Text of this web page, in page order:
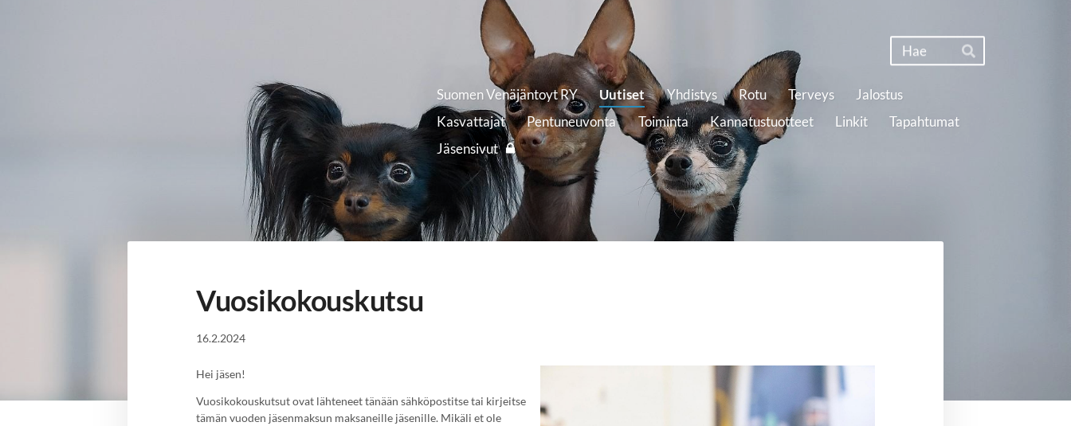
Hae
Suomen Venäjäntoyt RY Uutiset Yhdistys Rotu Terveys
Jalostus
Kasvattajat
Pentuneuvonta Toiminta Kannatustuotteet Linkit
Tapahtumat
Jäsensivut
Vuosikokouskutsu
16.2.2024
Hei jäsen!
Vuosikokouskutsut ovat lähteneet tänään sähköpostitse tai kirjeitse
tämän vuoden jäsenmaksun maksaneille jäsenille. Mikäli et ole